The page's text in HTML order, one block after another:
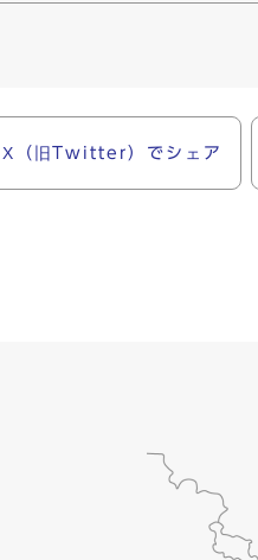
X（旧Twitter）でシェア